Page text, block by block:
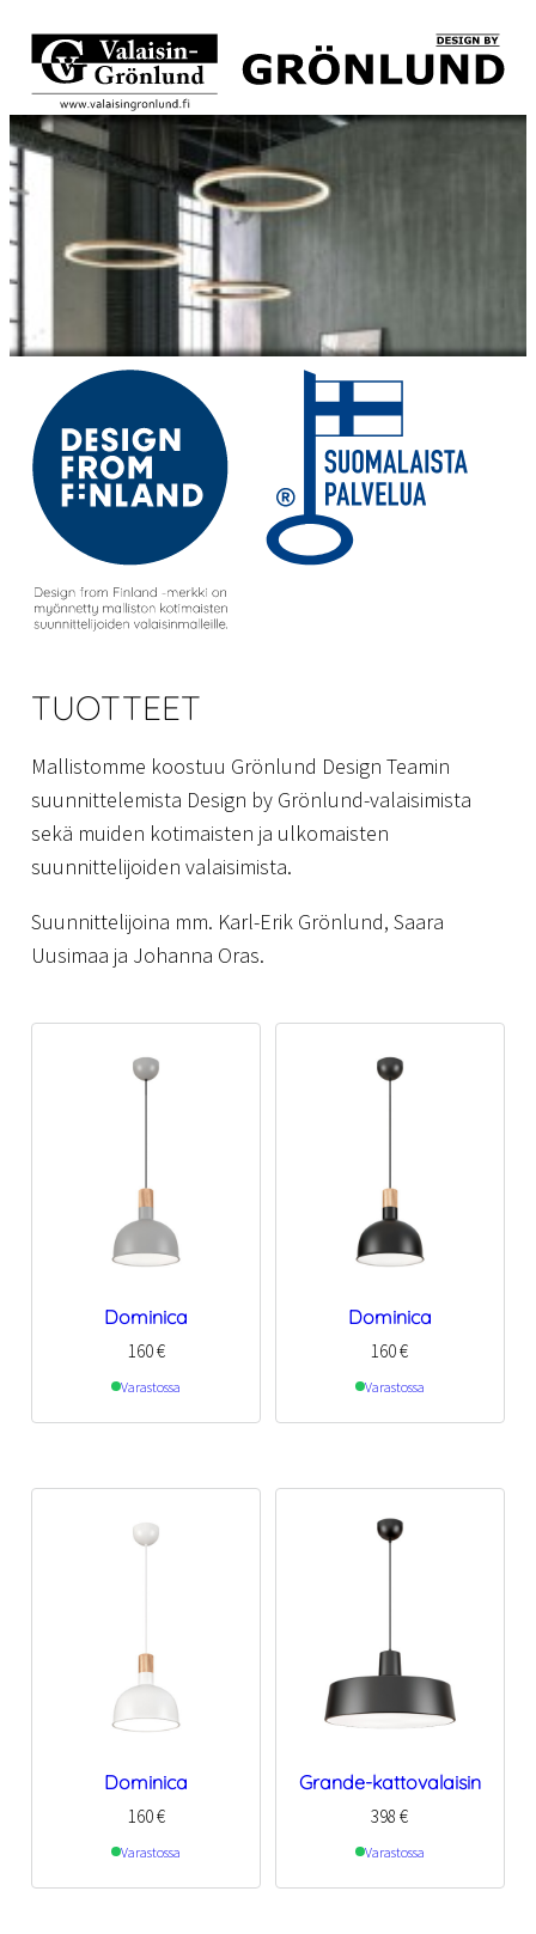
TUOTTEET
Mallistomme koostuu Grönlund Design Teamin
suunnittelemista Design by Grönlund-valaisimista
sekä muiden kotimaisten ja ulkomaisten
suunnittelijoiden valaisimista.
Suunnittelijoina mm. Karl-Erik Grönlund, Saara
Uusimaa ja Johanna Oras.
Dominica
160€
Varastossa
Dominica
160€
Varastossa
Dominica
160€
Varastossa
Grande-kattovalaisin
398€
Varastossa